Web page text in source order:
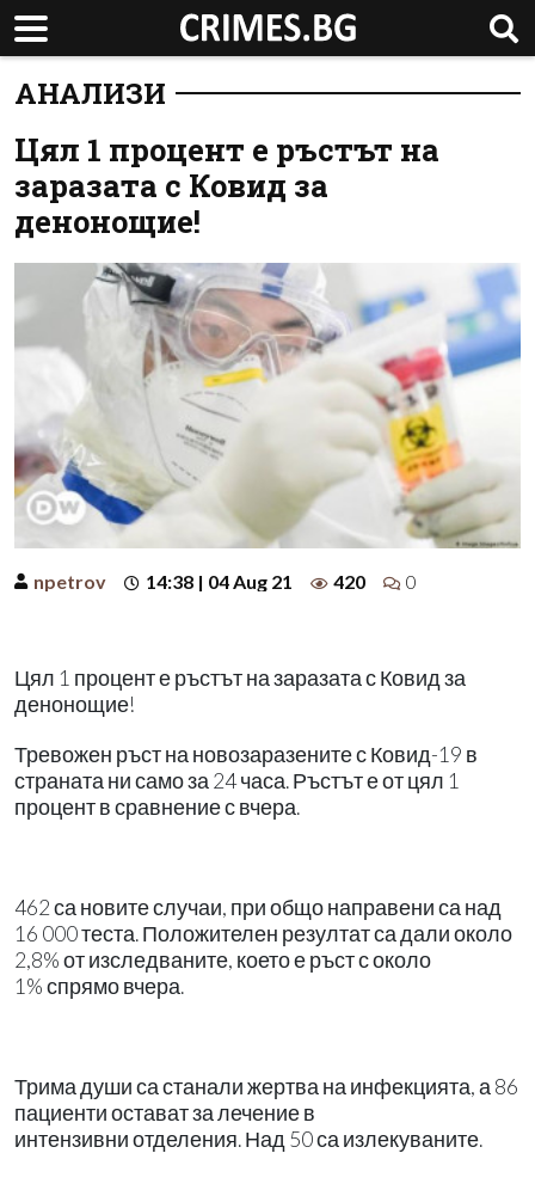
АНАЛИЗИ
Цял 1 процент е ръстът на
заразата с Ковид за
денонощие!
npetrov 14:38 | 04 Aug 21 420 0
Цял 1 процент е ръстът на заразата с Ковид за
денонощие!
Тревожен ръст на новозаразените с Ковид-19 в
страната ни само за 24 часа. Ръстът е от цял 1
процент в сравнение с вчера.
462 са новите случаи, при общо направени са над
16 000 теста. Положителен резултат са дали около
2,8% от изследваните, което е ръст с около
1% спрямо вчера.
Трима души са станали жертва на инфекцията, а 86
пациенти остават за лечение в
интензивни отделения. Над 50 са излекуваните.